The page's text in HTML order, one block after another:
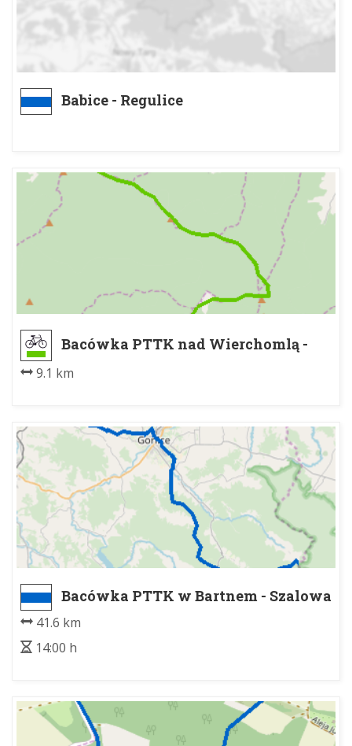
Babice - Regulice
Bacówka PTTK nad Wierchomlą -
9.1 km
Bacówka PTTK w Bartnem - Szalowa
41.6 km
14:00 h